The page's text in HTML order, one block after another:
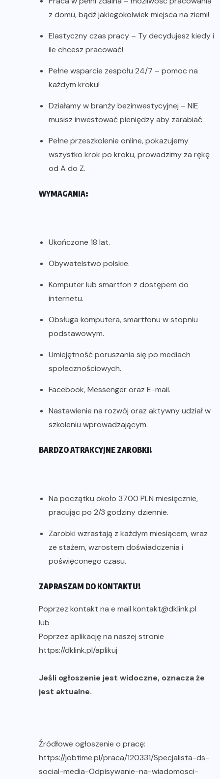
z domu, bądź jakiegokolwiek miejsca na ziemi!
Elastyczny czas pracy – Ty decydujesz kiedy i
ile chcesz pracować!
Pełne wsparcie zespołu 24/7 – pomoc na
każdym kroku!
Działamy w branży bezinwestycyjnej – NIE
musisz inwestować pieniędzy aby zarabiać.
Pełne przeszkolenie online, pokazujemy
wszystko krok po kroku, prowadzimy za rękę
od A do Z.
WYMAGANIA:
Ukończone 18 lat.
Obywatelstwo polskie.
Komputer lub smartfon z dostępem do
internetu.
Obsługa komputera, smartfonu w stopniu
podstawowym.
Umiejętność poruszania się po mediach
społecznościowych.
Facebook, Messenger oraz E-mail.
Nastawienie na rozwój oraz aktywny udział w
szkoleniu wprowadzającym.
BARDZO ATRAKCYJNE ZAROBKI!
Na początku około 3700 PLN miesięcznie,
pracując po 2/3 godziny dziennie.
Zarobki wzrastają z każdym miesiącem, wraz
ze stażem, wzrostem doświadczenia i
poświęconego czasu.
ZAPRASZAM DO KONTAKTU!
Poprzez kontakt na e mail kontakt@dklink.pl
lub
Poprzez aplikację na naszej stronie
https://dklink.pl/aplikuj
Jeśli ogłoszenie jest widoczne, oznacza że
jest aktualne.
Źródłowe ogłoszenie o pracę:
https://jobtime.pl/praca/120331/Specjalista-ds-
social-media-Odpisywanie-na-wiadomosci-